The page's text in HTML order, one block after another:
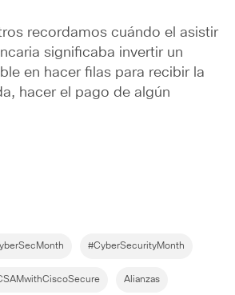
recordamos cuándo el asistir
significaba invertir un
en hacer filas para recibir la
hacer el pago de algún
#CyberSecurityMonth
Alianzas